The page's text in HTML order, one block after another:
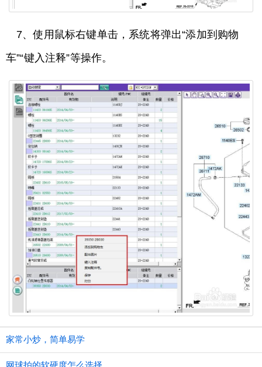
7、使用鼠标右键单击，系统将弹出“添加到购物
车”“键入注释”等操作。
家常小炒，简单易学